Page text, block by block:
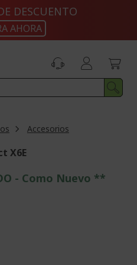
DESCUENTO
AHORA
Accesorios
X6E
- Como Nuevo **